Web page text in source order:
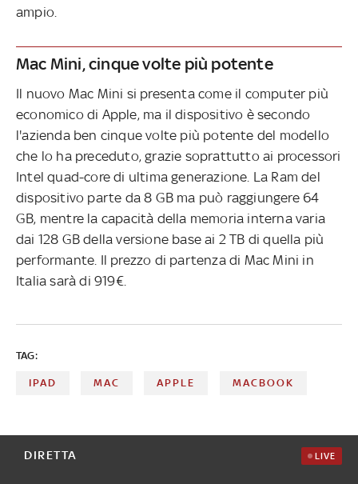
ampio.
Mac Mini, cinque volte più potente
Il nuovo Mac Mini si presenta come il computer più
economico di Apple, ma il dispositivo è secondo
l'azienda ben cinque volte più potente del modello
che lo ha preceduto, grazie soprattutto ai processori
Intel quad-core di ultima generazione. La Ram del
dispositivo parte da 8 GB ma può raggiungere 64
GB, mentre la capacità della memoria interna varia
dai 128 GB della versione base ai 2 TB di quella più
performante. Il prezzo di partenza di Mac Mini in
Italia sarà di 919€.
TAG:
IPAD MAC APPLE MACBOOK
DIRETTA LIVE